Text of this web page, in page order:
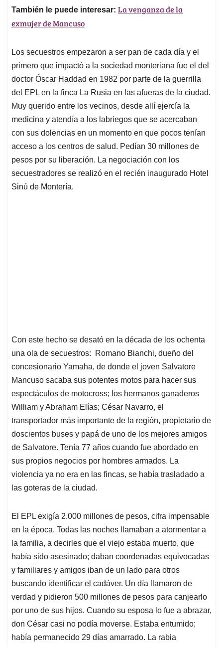
También le puede interesar: La venganza de la
exmujer de Mancuso
Los secuestros empezaron a ser pan de cada día y el
primero que impactó a la sociedad monteriana fue el del
doctor Óscar Haddad en 1982 por parte de la guerrilla
del EPL en la finca La Rusia en las afueras de la ciudad.
Muy querido entre los vecinos, desde allí ejercía la
medicina y atendía a los labriegos que se acercaban
con sus dolencias en un momento en que pocos tenían
acceso a los centros de salud. Pedían 30 millones de
pesos por su liberación. La negociación con los
secuestradores se realizó en el recién inaugurado Hotel
Sinú de Montería.
Con este hecho se desató en la década de los ochenta
una ola de secuestros: Romano Bianchi, dueño del
concesionario Yamaha, de donde el joven Salvatore
Mancuso sacaba sus potentes motos para hacer sus
espectáculos de motocross; los hermanos ganaderos
William y Abraham Elías; César Navarro, el
transportador más importante de la región, propietario de
doscientos buses y papá de uno de los mejores amigos
de Salvatore. Tenía 77 años cuando fue abordado en
sus propios negocios por hombres armados. La
violencia ya no era en las fincas, se había trasladado a
las goteras de la ciudad.
El EPL exigía 2.000 millones de pesos, cifra impensable
en la época. Todas las noches llamaban a atormentar a
la familia, a decirles que el viejo estaba muerto, que
había sido asesinado; daban coordenadas equivocadas
y familiares y amigos iban de un lado para otros
buscando identificar el cadáver. Un día llamaron de
verdad y pidieron 500 millones de pesos para canjearlo
por uno de sus hijos. Cuando su esposa lo fue a abrazar,
don César casi no podía moverse. Estaba entumido;
había permanecido 29 días amarrado. La rabia